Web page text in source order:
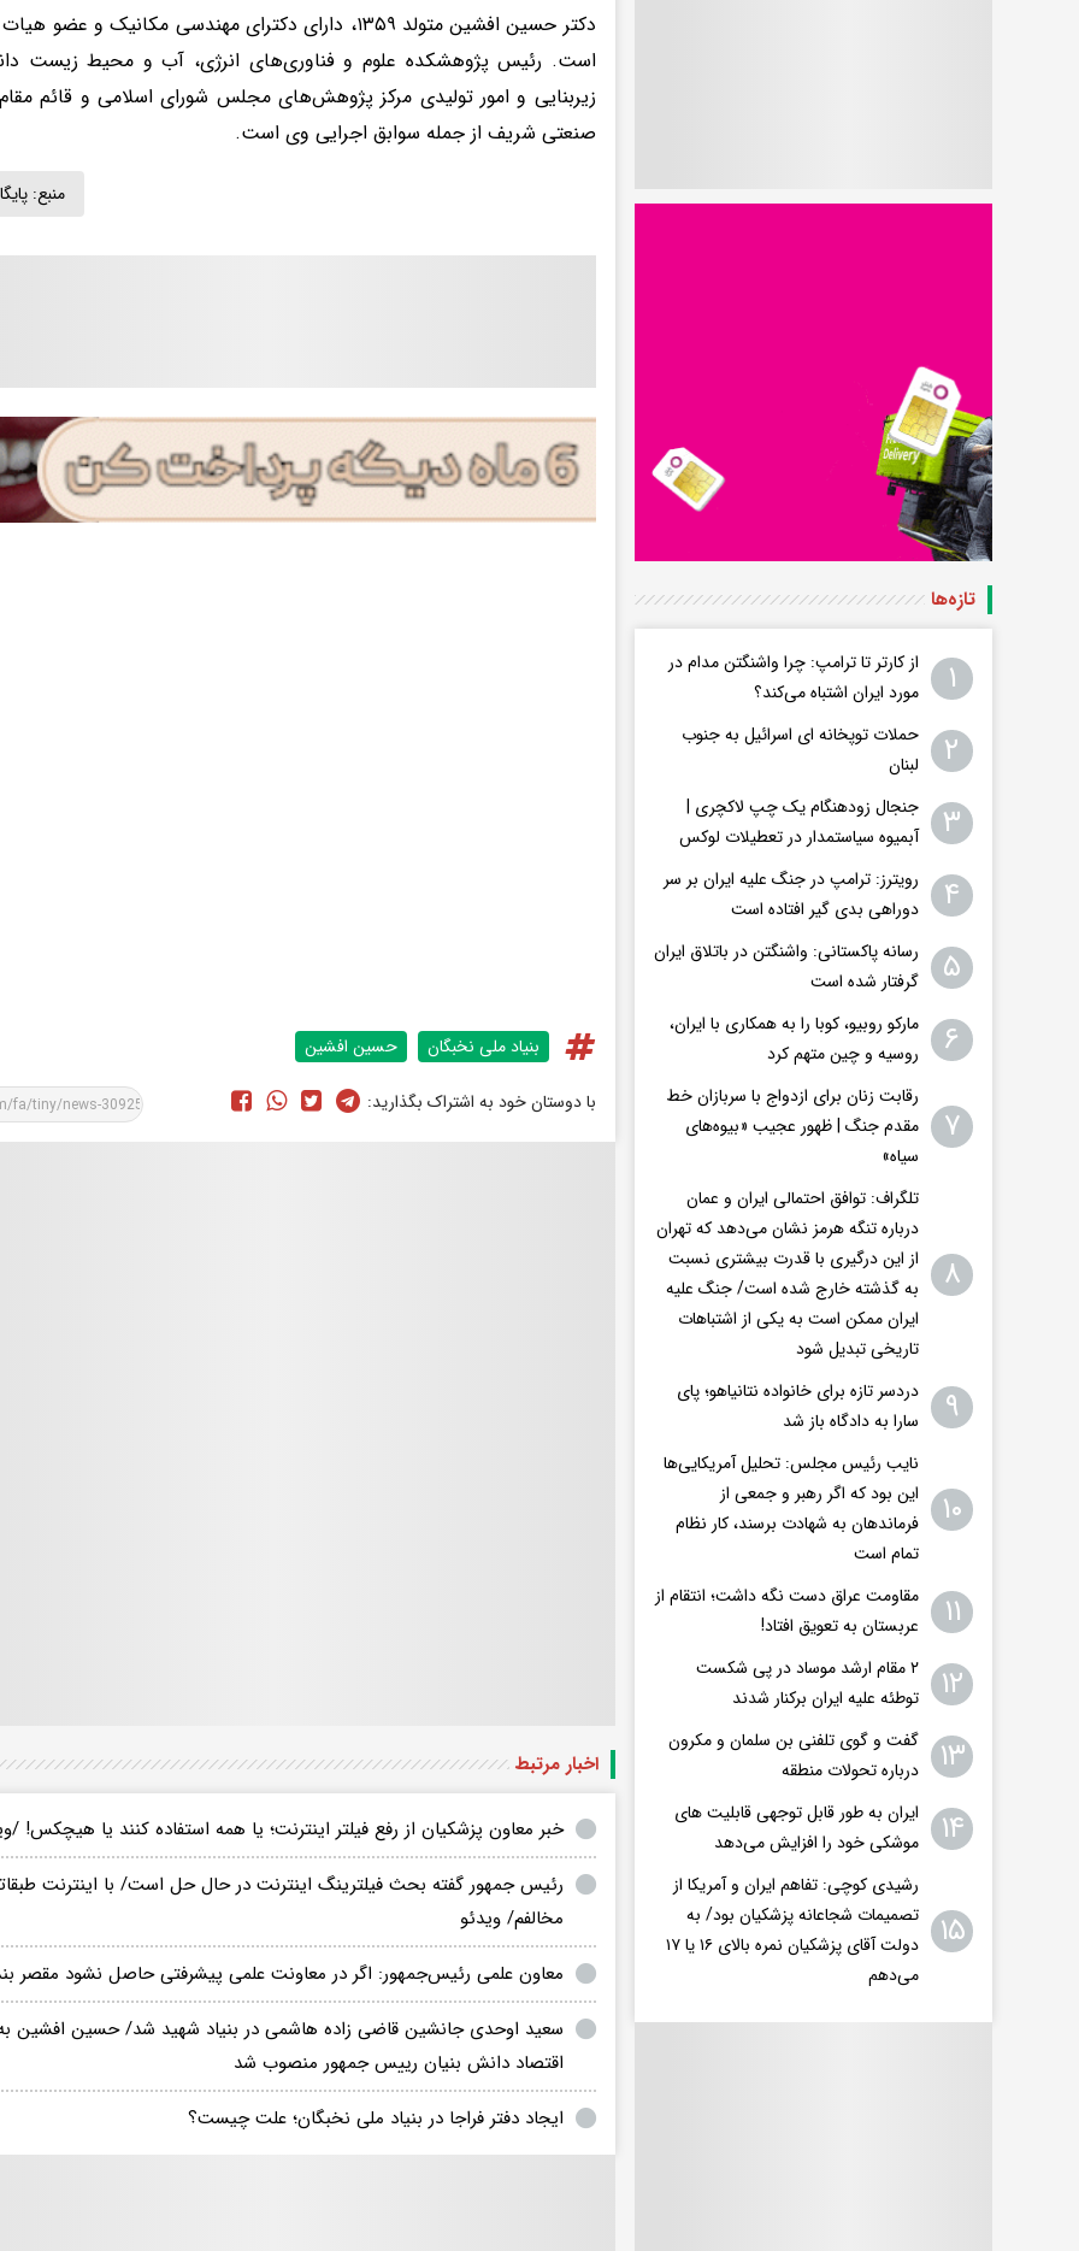
دکتر حسین افشین متولد ۱۳۵۹، دارای دکترای مهندسی
است. رئیس پژوهشکده علوم و فناوری‌های انرژی، آب و محیط زیست
زیربنایی و امور تولیدی مرکز پژوهش‌های مجلس شورای اسلامی و قائم
صنعتی شریف از جمله سوابق اجرایی وی است.
منبع:
بنیاد ملی نخبگان حسین افشین
با دوستان خود به اشتراک بگذارید:
اخبار مرتبط
خبر معاون پزشکیان از رفع فیلتر اینترنت؛ یا همه استفاده کنند یا هیچکس! /
رئیس جمهور گفته‌ بحث فیلترینگ اینترنت در حال حل است/ با اینترنت
مخالفم/ ویدئو
معاون علمی رئیس‌جمهور: اگر در معاونت علمی پیشرفتی حاصل نشود مقصر
سعید اوحدی جانشین قاضی زاده هاشمی در بنیاد شهید شد/ حسین افشین
اقتصاد دانش بنیان رییس جمهور منصوب شد
ایجاد دفتر فراجا در بنیاد ملی نخبگان؛ علت چیست؟
تازه‌ها
۱
از کارتر تا ترامپ: چرا واشنگتن مدام در
مورد ایران اشتباه می‌کند؟
۲
حملات توپخانه ای اسرائیل به جنوب
لبنان
۳
جنجال زودهنگام یک چپ لاکچری |
آبمیوه سیاستمدار در تعطیلات لوکس
۴
رویترز: ترامپ در جنگ علیه ایران بر سر
دوراهی بدی گیر افتاده است
۵
رسانه پاکستانی: واشنگتن در باتلاق ایران
گرفتار شده است
۶
مارکو روبیو، کوبا را به همکاری با ایران،
روسیه و چین متهم کرد
۷
رقابت زنان برای ازدواج با سربازان خط
مقدم جنگ | ظهور عجیب «بیوه‌های
سیاه»
۸
تلگراف: توافق احتمالی ایران و عمان
درباره تنگه هرمز نشان می‌دهد که تهران
از این درگیری با قدرت بیشتری نسبت
به گذشته خارج شده است/ جنگ علیه
ایران ممکن است به یکی از اشتباهات
تاریخی تبدیل شود
۹
دردسر تازه برای خانواده نتانیاهو؛ پای
سارا به دادگاه باز شد
۱۰
نایب رئیس مجلس: تحلیل آمریکایی‌ها
این بود که اگر رهبر و جمعی از
فرماندهان به شهادت برسند، کار نظام
تمام است
۱۱
مقاومت عراق دست نگه داشت؛ انتقام از
عربستان به تعویق افتاد!
۱۲
۲ مقام‌ ارشد موساد در پی شکست
توطئه علیه ایران برکنار شدند
۱۳
گفت و گوی تلفنی بن سلمان و مکرون
درباره تحولات منطقه
۱۴
ایران به طور قابل توجهی قابلیت های
موشکی خود را افزایش می‌دهد
۱۵
رشیدی کوچی: تفاهم ایران و آمریکا از
تصمیمات شجاعانه پزشکیان بود/ به
دولت آقای پزشکیان نمره بالای ۱۶ یا ۱۷
می‌دهم